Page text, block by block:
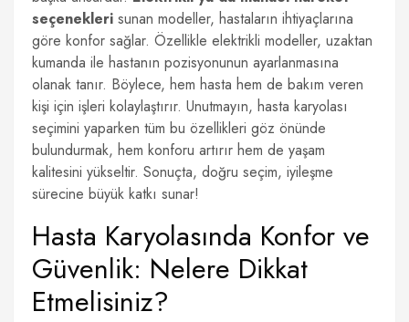
seçenekleri sunan modeller, hastaların ihtiyaçlarına
göre konfor sağlar. Özellikle elektrikli modeller, uzaktan
kumanda ile hastanın pozisyonunun ayarlanmasına
olanak tanır. Böylece, hem hasta hem de bakım veren
kişi için işleri kolaylaştırır. Unutmayın, hasta karyolası
seçimini yaparken tüm bu özellikleri göz önünde
bulundurmak, hem konforu artırır hem de yaşam
kalitesini yükseltir. Sonuçta, doğru seçim, iyileşme
sürecine büyük katkı sunar!
Hasta Karyolasında Konfor ve
Güvenlik: Nelere Dikkat
Etmelisiniz?